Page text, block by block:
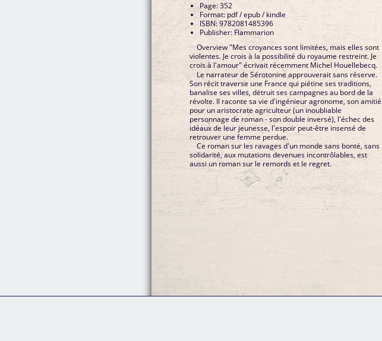
Page: 352
Format: pdf / epub / kindle
ISBN: 9782081485396
Publisher: Flammarion
Overview "Mes croyances sont limitées, mais elles sont
violentes. Je crois à la possibilité du royaume restreint. Je
crois à l'amour" écrivait récemment Michel Houellebecq.
Le narrateur de Sérotonine approuverait sans réserve.
Son récit traverse une France qui piétine ses traditions,
banalise ses villes, détruit ses campagnes au bord de la
révolte. Il raconte sa vie d'ingénieur agronome, son amitié
pour un aristocrate agriculteur (un inoubliable
personnage de roman - son double inversé), l'échec des
idéaux de leur jeunesse, l'espoir peut-être insensé de
retrouver une femme perdue.
Ce roman sur les ravages d'un monde sans bonté, sans
solidarité, aux mutations devenues incontrôlables, est
aussi un roman sur le remords et le regret.